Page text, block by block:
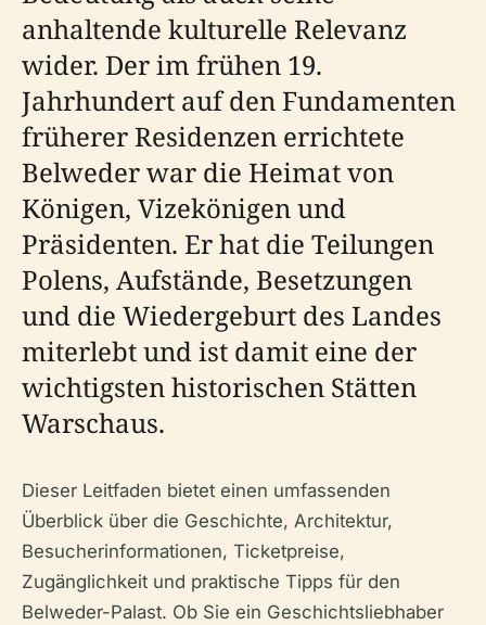
anhaltende kulturelle Relevanz
wider. Der im frühen 19.
Jahrhundert auf den Fundamenten
früherer Residenzen errichtete
Belweder war die Heimat von
Königen, Vizekönigen und
Präsidenten. Er hat die Teilungen
Polens, Aufstände, Besetzungen
und die Wiedergeburt des Landes
miterlebt und ist damit eine der
wichtigsten historischen Stätten
Warschaus.
Dieser Leitfaden bietet einen umfassenden
Überblick über die Geschichte, Architektur,
Besucherinformationen, Ticketpreise,
Zugänglichkeit und praktische Tipps für den
Belweder-Palast. Ob Sie ein Geschichtsliebhaber